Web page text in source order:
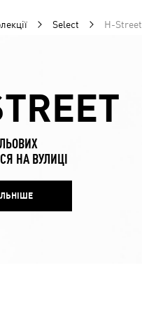
Select H-Street
НА ВУЛИЦІ